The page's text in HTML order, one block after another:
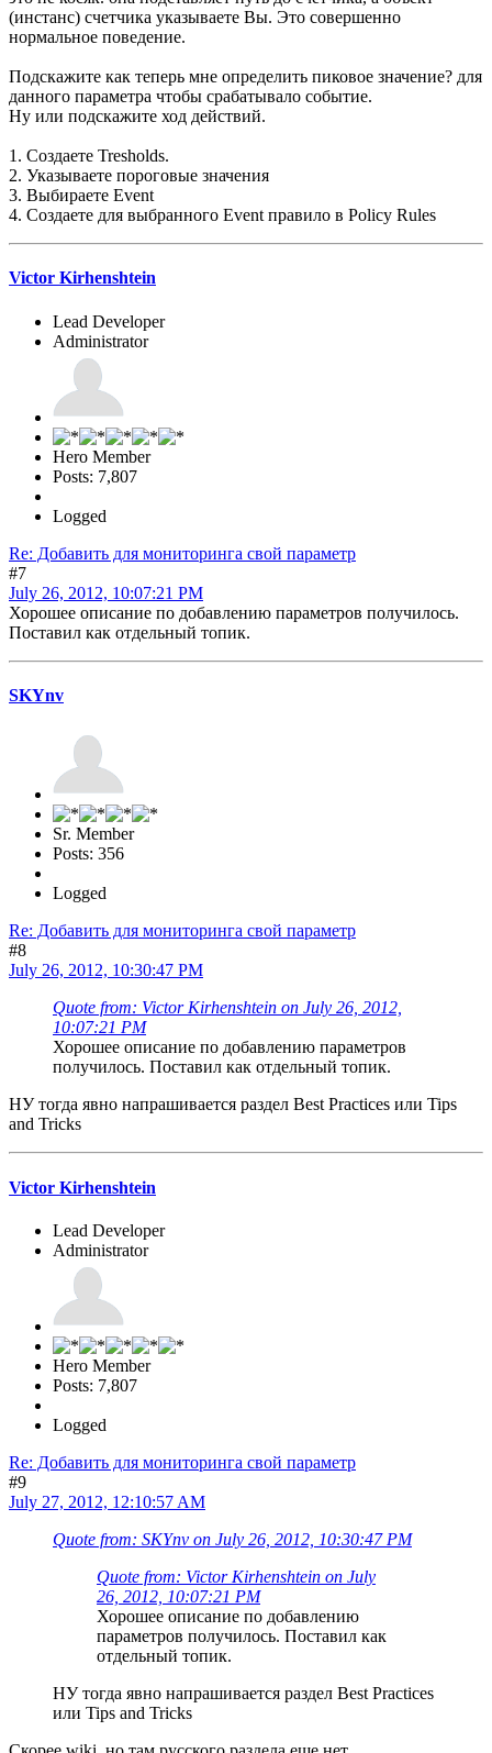
(инстанс) счетчика указываете Вы. Это совершенно
нормальное поведение.
Подскажите как теперь мне определить пиковое значение? для
данного параметра чтобы срабатывало событие.
Ну или подскажите ход действий.
1. Создаете Tresholds.
2. Указываете пороговые значения
3. Выбираете Event
4. Создаете для выбранного Event правило в Policy Rules
Victor Kirhenshtein
Lead Developer
Administrator
Hero Member
Posts: 7,807
Logged
Re: Добавить для мониторинга свой параметр
#7
July 26, 2012, 10:07:21 PM
Хорошее описание по добавлению параметров получилось.
Поставил как отдельный топик.
SKYnv
Sr. Member
Posts: 356
Logged
Re: Добавить для мониторинга свой параметр
#8
July 26, 2012, 10:30:47 PM
Quote from: Victor Kirhenshtein on July 26, 2012,
10:07:21 PM
Хорошее описание по добавлению параметров
получилось. Поставил как отдельный топик.
НУ тогда явно напрашивается раздел Best Practices или Tips
and Tricks
Victor Kirhenshtein
Lead Developer
Administrator
Hero Member
Posts: 7,807
Logged
Re: Добавить для мониторинга свой параметр
#9
July 27, 2012, 12:10:57 AM
Quote from: SKYnv on July 26, 2012, 10:30:47 PM
Quote from: Victor Kirhenshtein on July
26, 2012, 10:07:21 PM
Хорошее описание по добавлению
параметров получилось. Поставил как
отдельный топик.
НУ тогда явно напрашивается раздел Best Practices
или Tips and Tricks